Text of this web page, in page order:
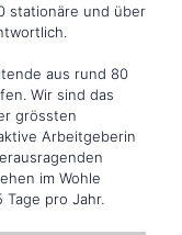
stationäre und über
aus rund 80
Wir sind das
grössten
Arbeitgeberin
im Wohle
pro Jahr.